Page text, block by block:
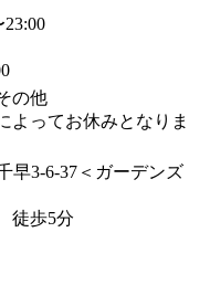
の他
よってお休みとなりま
早3-6-37＜ガーデンズ
徒歩5分